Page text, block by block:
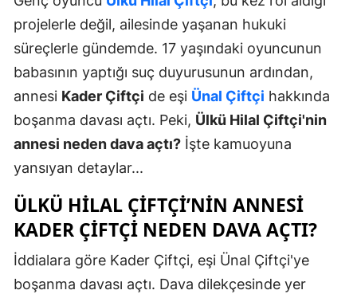
projelerle değil, ailesinde yaşanan hukuki
süreçlerle gündemde. 17 yaşındaki oyuncunun
babasının yaptığı suç duyurusunun ardından,
annesi Kader Çiftçi de eşi Ünal Çiftçi hakkında
boşanma davası açtı. Peki, Ülkü Hilal Çiftçi'nin
annesi neden dava açtı? İşte kamuoyuna
yansıyan detaylar...
ÜLKÜ HILAL ÇIFTÇI’NIN ANNESI
KADER ÇIFTÇI NEDEN DAVA AÇTI?
İddialara göre Kader Çiftçi, eşi Ünal Çiftçi'ye
boşanma davası açtı. Dava dilekçesinde yer